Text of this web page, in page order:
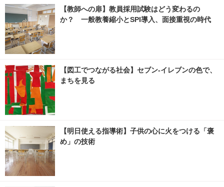
【教師への扉】教員採用試験はどう変わるの
か？ 一般教養縮小とSPI導入、面接重視の時代
【図工でつながる社会】セブン‐イレブンの色で、
まちを見る
【明日使える指導術】子供の心に火をつける「褒
め」の技術